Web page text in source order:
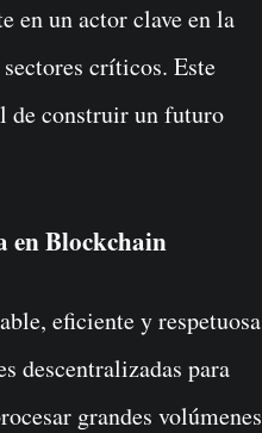
en un actor clave en la
críticos. Este
de construir un futuro
en Blockchain
eficiente y respetuosa
descentralizadas para
grandes volúmenes